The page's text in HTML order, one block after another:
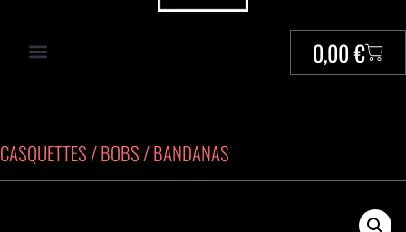
0,00€
CASQUETTES / BOBS / BANDANAS